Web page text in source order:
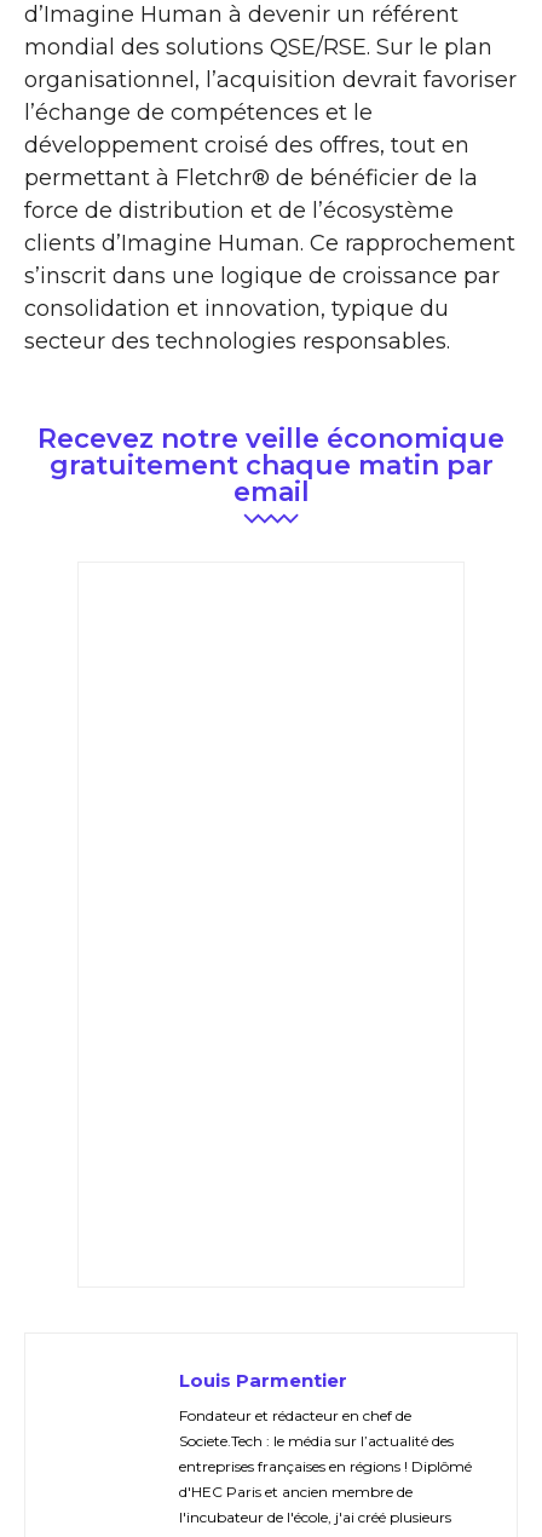
d’Imagine Human à devenir un référent
mondial des solutions QSE/RSE. Sur le plan
organisationnel, l’acquisition devrait favoriser
l’échange de compétences et le
développement croisé des offres, tout en
permettant à Fletchr® de bénéficier de la
force de distribution et de l’écosystème
clients d’Imagine Human. Ce rapprochement
s’inscrit dans une logique de croissance par
consolidation et innovation, typique du
secteur des technologies responsables.
Recevez notre veille économique
gratuitement chaque matin par
email
Louis Parmentier
Fondateur et rédacteur en chef de
Societe.Tech : le média sur l’actualité des
entreprises françaises en régions ! Diplômé
d'HEC Paris et ancien membre de
l'incubateur de l'école, j'ai créé plusieurs